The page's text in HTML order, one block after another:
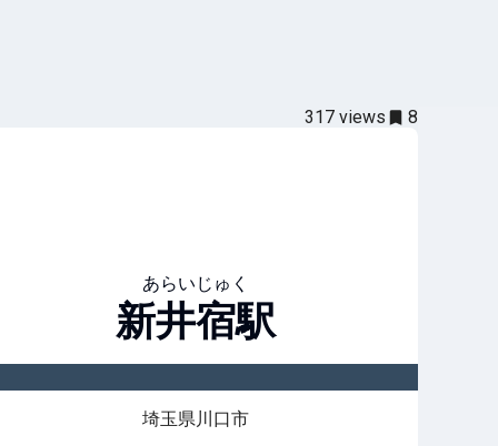
317 views 8
あらいじゅく
新井宿駅
埼玉県川口市